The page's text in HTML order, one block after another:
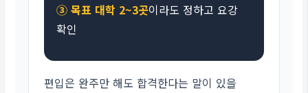
③ 목표 대학 2~3곳이라도 정하고 요강
확인
편입은 완주만 해도 합격한다는 말이 있을